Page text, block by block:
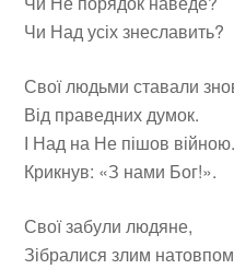
Чи Над усіх знеславить?
Свої людьми ставали
Від праведних думок.
І Над на Не пішов війною.
Крикнув: «З нами Бог!».
Свої забули людяне,
Зібралися злим